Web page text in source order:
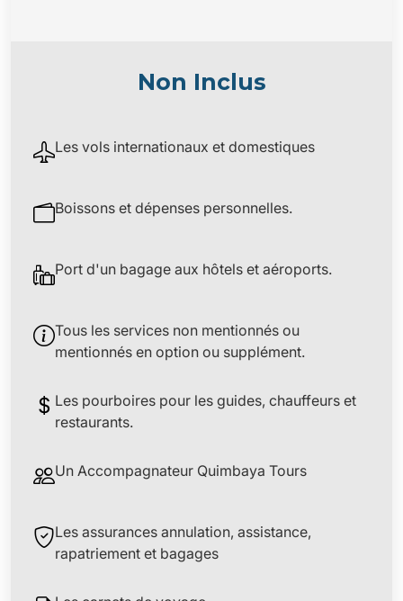
Non Inclus
Les vols internationaux et domestiques
Boissons et dépenses personnelles.
Port d'un bagage aux hôtels et aéroports.
Tous les services non mentionnés ou
mentionnés en option ou supplément.
Les pourboires pour les guides, chauffeurs et
restaurants.
Un Accompagnateur Quimbaya Tours
Les assurances annulation, assistance,
rapatriement et bagages